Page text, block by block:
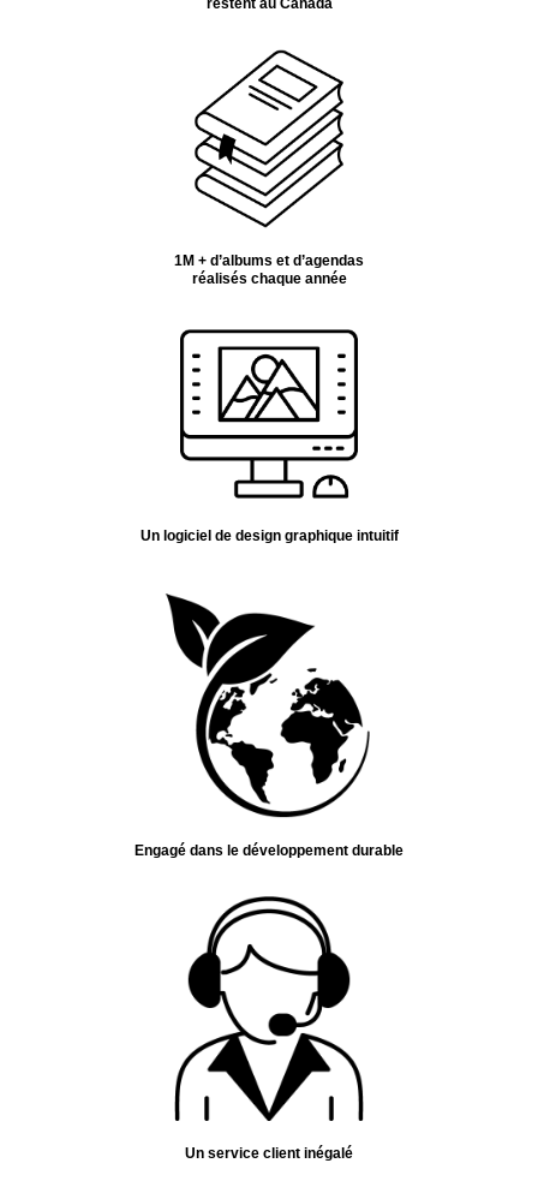
restent au Canada
1M + d’albums et d’agendas
réalisés chaque année
Un logiciel de design graphique intuitif
Engagé dans le développement durable
Un service client inégalé